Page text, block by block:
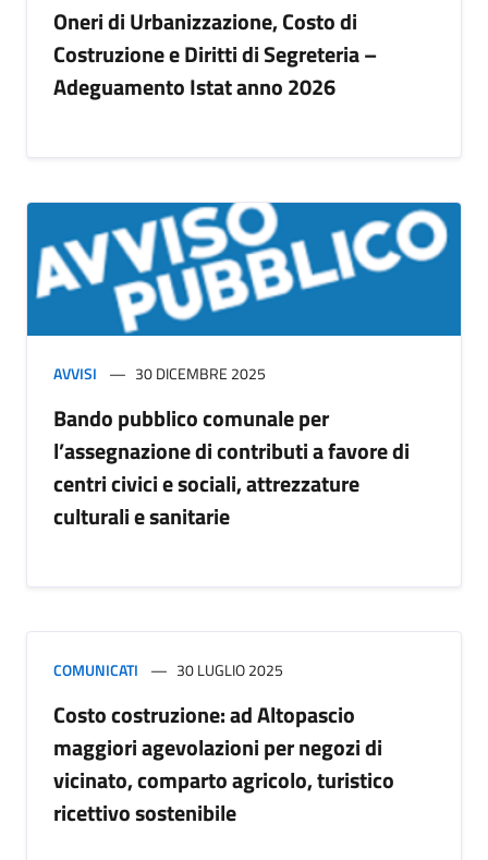
Oneri di Urbanizzazione, Costo di
Costruzione e Diritti di Segreteria –
Adeguamento Istat anno 2026
AVVISI 30 DICEMBRE 2025
Bando pubblico comunale per
l’assegnazione di contributi a favore di
centri civici e sociali, attrezzature
culturali e sanitarie
COMUNICATI 30 LUGLIO 2025
Costo costruzione: ad Altopascio
maggiori agevolazioni per negozi di
vicinato, comparto agricolo, turistico
ricettivo sostenibile